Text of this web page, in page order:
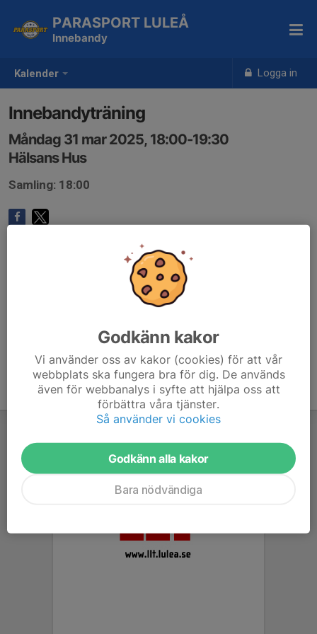
Kalender Logga in
PARASPORT LULEÅ
Innebandy
Innebandyträning
Måndag 31 mar 2025, 18:00-19:30
Hälsans Hus
Samling: 18:00
Godkänn kakor
Vi använder oss av kakor (cookies) för att vår
webbplats ska fungera bra för dig. De används
även för webbanalys i syfte att hjälpa oss att
förbättra våra tjänster.
Så använder vi cookies
Godkänn alla kakor
Bara nödvändiga